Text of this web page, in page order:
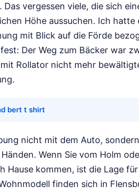
Das vergessen viele, die sich
Höhe aussuchen. Ich hatte
mit Blick auf die Förde
Der Weg zum Bäcker war
Rollator nicht mehr
bert t shirt
nicht mit dem Auto,
Wenn Sie vom Holm
Hause kommen, ist die Lage
finden sich in